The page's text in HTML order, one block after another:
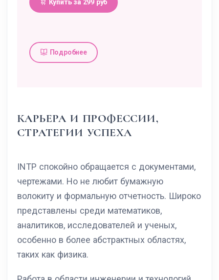
Купить за 299 руб
Подробнее
КАРЬЕРА И ПРОФЕССИИ,
СТРАТЕГИИ УСПЕХА
INTP спокойно обращается с документами,
чертежами. Но не любит бумажную
волокиту и формальную отчетность. Широко
представлены среди математиков,
аналитиков, исследователей и ученых,
особенно в более абстрактных областях,
таких как физика.